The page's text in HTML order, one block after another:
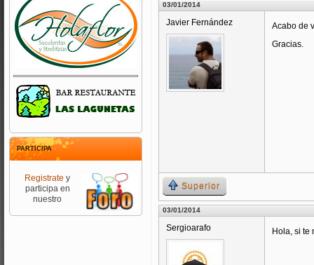
PARTICIPA
Registrate y
participa en
nuestro
03/01/2014
Javier Fernández
Acabo de
Gracias.
Superior
03/01/2014
Sergioarafo Hola, si te